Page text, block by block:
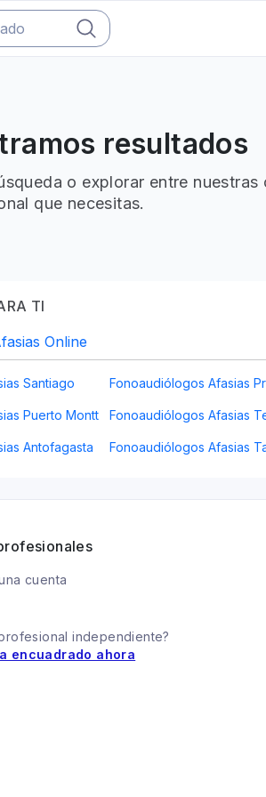
resultados
o explorar entre nuestras
que necesitas.
TI
Online
Santiago Fonoaudiólogos Afasias
Puerto Montt Fonoaudiólogos Afasias
Antofagasta Fonoaudiólogos Afasias
cuenta
independiente?
encuadrado ahora